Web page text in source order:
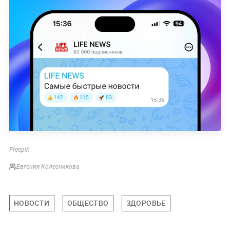
Freepik
Евгения Колесникова
НОВОСТИ ОБЩЕСТВО ЗДОРОВЬЕ